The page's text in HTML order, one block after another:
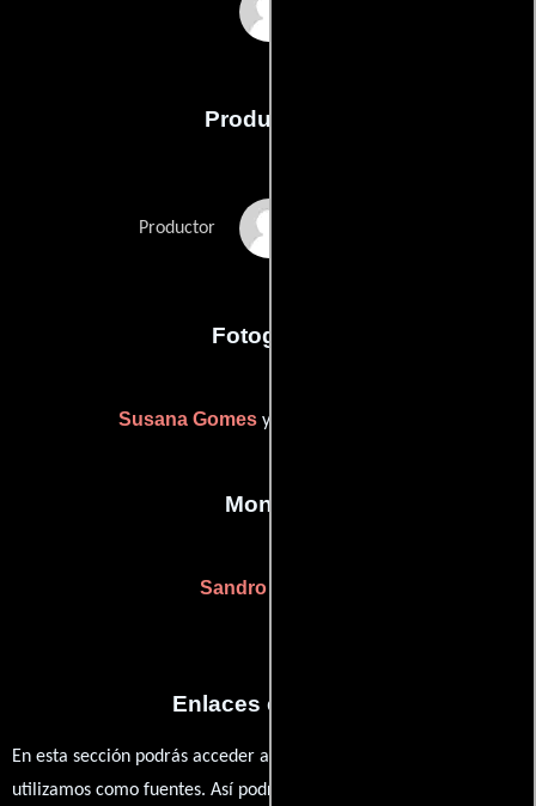
Producción
Productor
Fotografia
Susana Gomesy
Montaje
Sandro Aguilar
Enlaces externos
En esta sección podrás acceder a los recursos externos que
utilizamos como fuentes. Así podrás chequear toda la